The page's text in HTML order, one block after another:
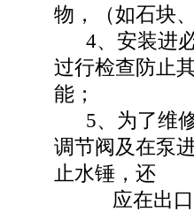
物，（如石块
4、安装进必
过行检查防止
能；
5、为了维修
调节阀及在泵
止水锤，还
应在出口闸